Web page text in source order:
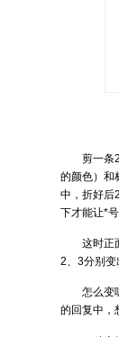
剪一条
的颜色）和
中，折好后
下才能让*
这时正
2、3分别变
怎么变
的回复中，